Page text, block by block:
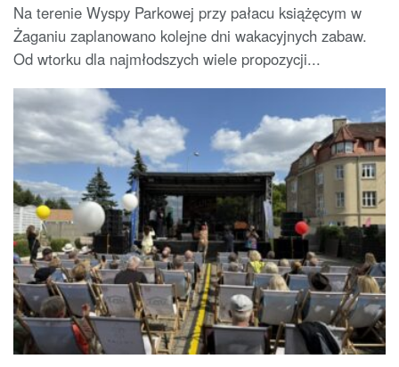
Na terenie Wyspy Parkowej przy pałacu książęcym w
Żaganiu zaplanowano kolejne dni wakacyjnych zabaw.
Od wtorku dla najmłodszych wiele propozycji...